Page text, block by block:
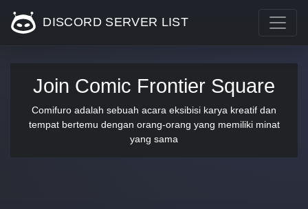
DISCORD SERVER LIST
Join Comic Frontier Square
Comifuro adalah sebuah acara eksibisi karya kreatif dan
tempat bertemu dengan orang-orang yang memiliki minat
yang sama